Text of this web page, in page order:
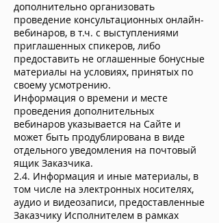
дополнительно организовать
проведение консультационных онлайн-
вебинаров, в т.ч. с выступлениями
приглашенных спикеров, либо
предоставить не оглашенные бонусные
материалы на условиях, принятых по
своему усмотрению.
Информация о времени и месте
проведения дополнительных
вебинаров указывается на Сайте и
может быть продублирована в виде
отдельного уведомления на почтовый
ящик Заказчика.
2.4. Информация и иные материалы, в
том числе на электронных носителях,
аудио и видеозаписи, предоставленные
Заказчику Исполнителем в рамках